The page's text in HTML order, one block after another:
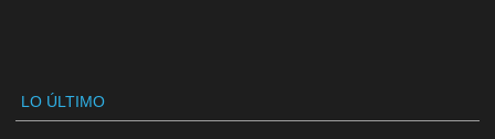
LO ÚLTIMO